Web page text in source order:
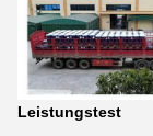
Leistungstest